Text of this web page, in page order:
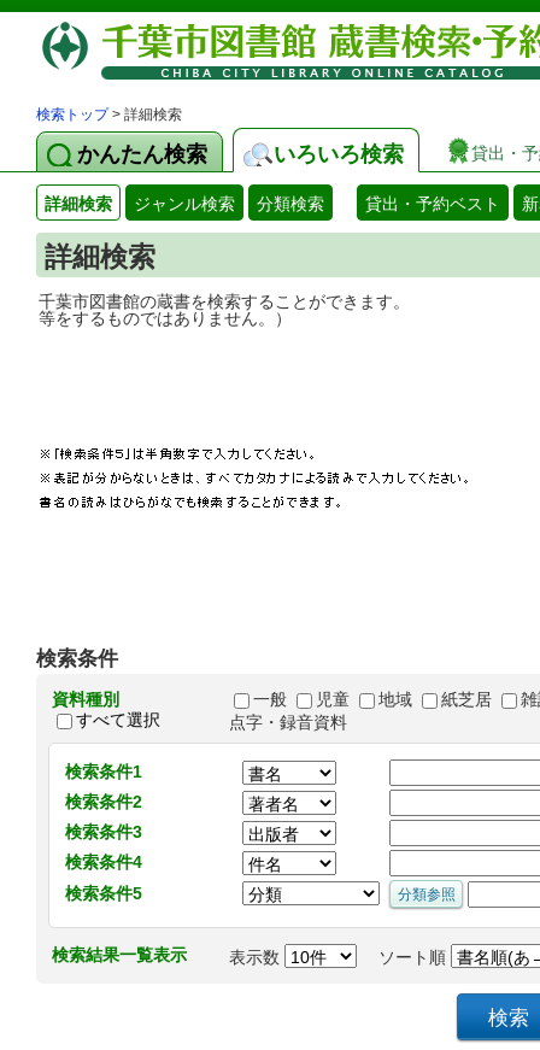
検索トップ> 詳細検索
かんたん検索 いろいろ検索 貸出・
詳細検索 ジャンル検索 分類検索 貸出・予約ベスト
詳細検索
千葉市図書館の蔵書を検索することがで
等をするものではありません。）
検索条件
資料種別
すべて選択
一般 児童 地域 紙芝居
点字・録音資料
検索条件1
検索条件2
検索条件3
検索条件4
検索条件5
検索結果一覧表示 表示数 ソート順